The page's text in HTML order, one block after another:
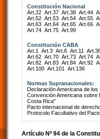
Constitución Nacional
Art.22 Art.37 Art.38 Art.44
Art.52 Art.53 Art.54 Art.55
Art.63 Art.64 Art.65 Art.66
Art.74 Art.75 Art.99
Constitución CABA
Art.1
Art.3 Art.6 Art.11
Art.62 Art.70 Art.73 Art.74
Art.82 Art.83 Art.84 Art.92
Art.100 Art.101 Art.136
Normas Supranacionales:
Declaración Americana de
Convención Americana
Costa Rica"
Pacto internacional de
Protocolo Facultativo del
Artículo Nº 94 de la